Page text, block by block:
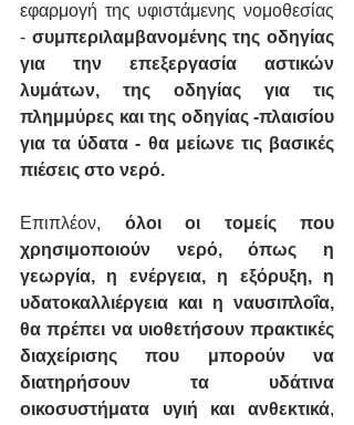
εφαρμογή της υφιστάμενης νομοθεσίας
- συμπεριλαμβανομένης της οδηγίας
για την επεξεργασία αστικών
λυμάτων, της οδηγίας για τις
πλημμύρες και της οδηγίας -πλαισίου
για τα ύδατα - θα μείωνε τις βασικές
πιέσεις στο νερό.
Επιπλέον, όλοι οι τομείς που
χρησιμοποιούν νερό, όπως η
γεωργία, η ενέργεια, η εξόρυξη, η
υδατοκαλλιέργεια και η ναυσιπλοΐα,
θα πρέπει να υιοθετήσουν πρακτικές
διαχείρισης που μπορούν να
διατηρήσουν τα υδάτινα
οικοσυστήματα υγιή και ανθεκτικά,